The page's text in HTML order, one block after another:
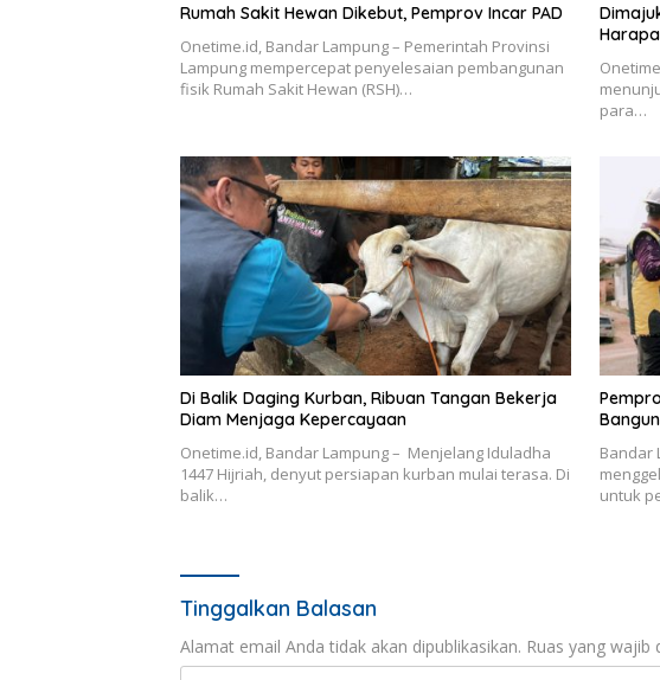
Rumah Sakit Hewan Dikebut, Pemprov Incar PAD
Onetime.id, Bandar Lampung – Pemerintah Provinsi
Lampung mempercepat penyelesaian pembangunan
fisik Rumah Sakit Hewan (RSH)…
para…
Di Balik Daging Kurban, Ribuan Tangan Bekerja
Diam Menjaga Kepercayaan
Onetime.id, Bandar Lampung – Menjelang Iduladha
1447 Hijriah, denyut persiapan kurban mulai terasa. Di
balik…
Bandar
untuk
Tinggalkan Balasan
Alamat email Anda tidak akan dipublikasikan. Ruas yang wajib